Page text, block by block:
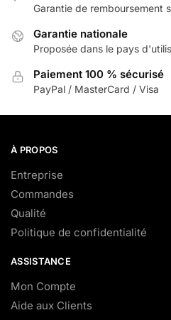
Garantie de remboursement
Garantie nationale
Proposée dans le pays
Paiement 100 % sécurisé
PayPal / MasterCard / Visa
À PROPOS
Entreprise
Commandes
Qualité
Politique de confidentialité
ASSISTANCE
Mon Compte
Aide aux Clients